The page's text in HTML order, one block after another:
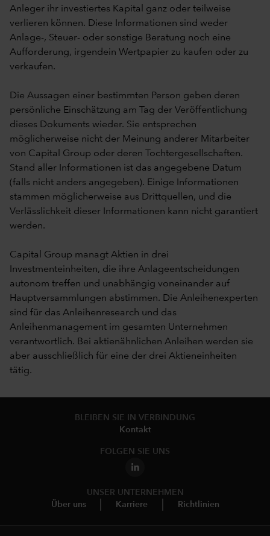
Anleger ihr investiertes Kapital ganz oder teilweise
verlieren können. Diese Informationen sind weder
Anlage-, Steuer- oder sonstige Beratung noch eine
Aufforderung, irgendein Wertpapier zu kaufen oder zu
verkaufen.
Die Aussagen einer bestimmten Person geben deren
persönliche Einschätzung am Tag der Veröffentlichung
dieses Dokuments wieder. Sie entsprechen
möglicherweise nicht der Meinung anderer Mitarbeiter
von Capital Group oder deren Tochtergesellschaften.
Stand aller Informationen ist das angegebene Datum
(falls nicht anders angegeben). Einige Informationen
stammen möglicherweise aus Drittquellen, und die
Verlässlichkeit dieser Informationen kann nicht garantiert
werden.
Capital Group managt Aktien in drei
Investmenteinheiten, die ihre Anlageentscheidungen
autonom treffen und unabhängig voneinander auf
Hauptversammlungen abstimmen. Die Anleihenexperten
sind für das Anleihenresearch und das
Anleihenmanagement im gesamten Unternehmen
verantwortlich. Bei aktienähnlichen Anleihen werden sie
aber ausschließlich für eine der drei Aktieneinheiten
tätig.
BLEIBEN SIE IN VERBINDUNG
Kontakt
FOLGEN SIE UNS
UNSER UNTERNEHMEN
Über uns
Karriere Richtlinien